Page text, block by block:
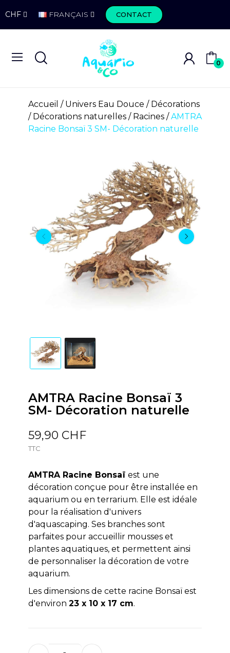
CHF FRANÇAIS CONTACT
0
Accueil Univers Eau Douce
Décorations
Décorations naturelles
Racines
AMTRA
Racine Bonsaï 3 SM- Décoration naturelle
AMTRA Racine Bonsaï 3
SM- Décoration naturelle
59,90 CHF
TTC
AMTRA Racine Bonsaï est une
décoration conçue pour être installée en
aquarium ou en terrarium. Elle est idéale
pour la réalisation d'univers
d'aquascaping. Ses branches sont
parfaites pour accueillir mousses et
plantes aquatiques, et permettent ainsi
de personnaliser la décoration de votre
aquarium.
Les dimensions de cette racine Bonsaï est
d'environ 23 x 10 x 17 cm.